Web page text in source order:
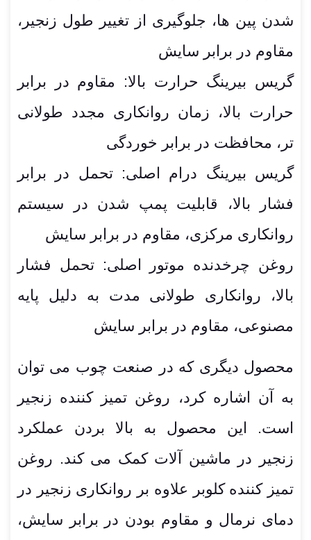
شدن پین ها، جلوگیری از تغییر طول زنجیر،
مقاوم در برابر سایش
گریس بیرینگ حرارت بالا: مقاوم در برابر
حرارت بالا، زمان روانکاری مجدد طولانی
تر، محافظت در برابر خوردگی
گریس بیرینگ درام اصلی: تحمل در برابر
فشار بالا، قابلیت پمپ شدن در سیستم
روانکاری مرکزی، مقاوم در برابر سایش
روغن چرخدنده موتور اصلی: تحمل فشار
بالا، روانکاری طولانی مدت به دلیل پایه
مصنوعی، مقاوم در برابر سایش
محصول دیگری که در صنعت چوب می توان
به آن اشاره کرد، روغن تمیز کننده زنجیر
است. این محصول به بالا بردن عملکرد
زنجیر در ماشین آلات کمک می کند. روغن
تمیز کننده کلوبر علاوه بر روانکاری زنجیر در
دمای نرمال و مقاوم بودن در برابر سایش،